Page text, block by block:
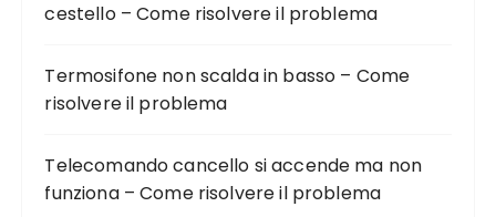
cestello – Come risolvere il problema
Termosifone non scalda in basso – Come
risolvere il problema
Telecomando cancello si accende ma non
funziona – Come risolvere il problema